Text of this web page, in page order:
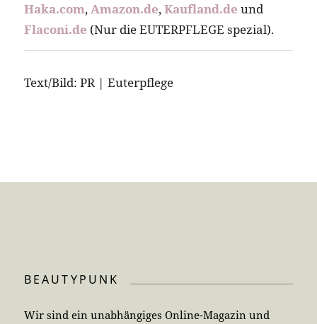
Haka.com,Amazon.de,Kaufland.de und
Flaconi.de (Nur die EUTERPFLEGE spezial).
Text/Bild: PR | Euterpflege
BEAUTYPUNK
Wir sind ein unabhängiges Online-Magazin und